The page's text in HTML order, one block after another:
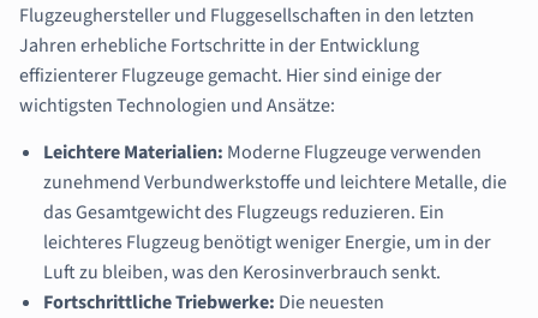
Flugzeughersteller und Fluggesellschaften in den letzten
Jahren erhebliche Fortschritte in der Entwicklung
effizienterer Flugzeuge gemacht. Hier sind einige der
wichtigsten Technologien und Ansätze:
Leichtere Materialien: Moderne Flugzeuge verwenden
zunehmend Verbundwerkstoffe und leichtere Metalle, die
das Gesamtgewicht des Flugzeugs reduzieren. Ein
leichteres Flugzeug benötigt weniger Energie, um in der
Luft zu bleiben, was den Kerosinverbrauch senkt.
Fortschrittliche Triebwerke: Die neuesten